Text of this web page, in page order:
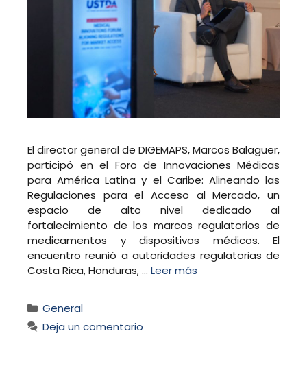
El director general de DIGEMAPS, Marcos Balaguer,
participó en el Foro de Innovaciones Médicas
para América Latina y el Caribe: Alineando las
Regulaciones para el Acceso al Mercado, un
espacio de alto nivel dedicado al
fortalecimiento de los marcos regulatorios de
medicamentos y dispositivos médicos. El
encuentro reunió a autoridades regulatorias de
Costa Rica, Honduras, … Leer más
Categorías
General
Deja un comentario